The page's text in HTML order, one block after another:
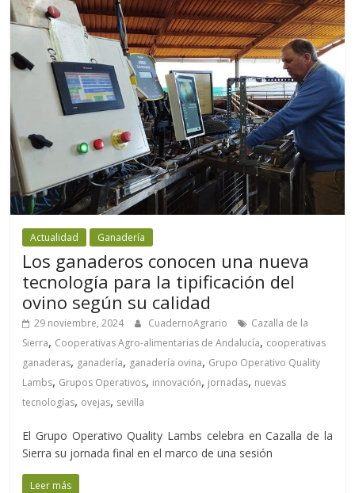
Actualidad Ganadería
Los ganaderos conocen una nueva
tecnología para la tipificación del
ovino según su calidad
29 noviembre, 2024 CuadernoAgrario
Cazalla de la
Sierra, Cooperativas Agro-alimentarias de Andalucía, cooperativas
ganaderas, ganadería, ganadería ovina, Grupo Operativo Quality
Lambs, Grupos Operativos, innovación, jornadas, nuevas
tecnologías, ovejas, sevilla
El Grupo Operativo Quality Lambs celebra en Cazalla de la
Sierra su jornada final en el marco de una sesión
Leer más